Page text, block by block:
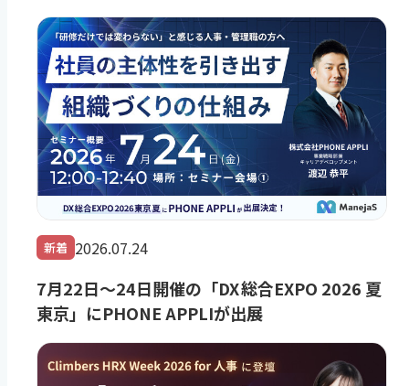
新着 2026.07.24
7月22日～24日開催の「DX 総合EXPO 2026 夏
東京」にPHONE APPLIが出展